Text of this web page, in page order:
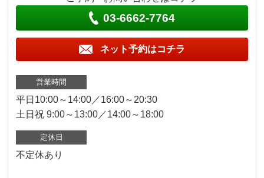
03-6662-7764
ネット予約はコチラ
営業時間
平日10:00～14:00／16:00～20:30
土日祝 9:00～13:00／14:00～18:00
定休日
不定休あり